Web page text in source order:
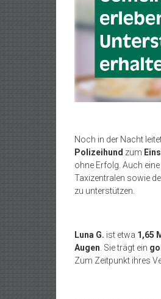
Noch in der Nacht
Polizeihund zum
ohne Erfolg. Auch
Taxizentralen sowie
zu unterstützen.
Luna G. ist etwa 1,65
Augen. Sie trägt ein
Zum Zeitpunkt ihres